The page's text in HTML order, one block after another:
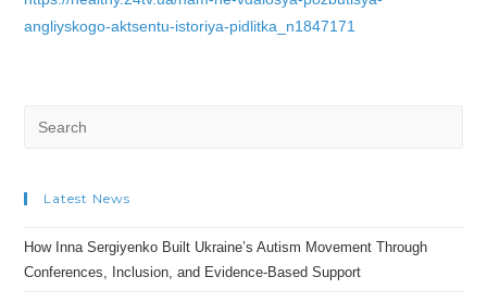
angliyskogo-aktsentu-istoriya-pidlitka_n1847171
Latest News
How Inna Sergiyenko Built Ukraine’s Autism Movement Through
Conferences, Inclusion, and Evidence-Based Support